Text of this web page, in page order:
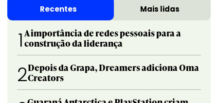
Recentes Mais lidas
1 A importância de redes pessoais para a
construção da liderança
2Depois da Grapa, Dreamers adiciona Oma
Creators